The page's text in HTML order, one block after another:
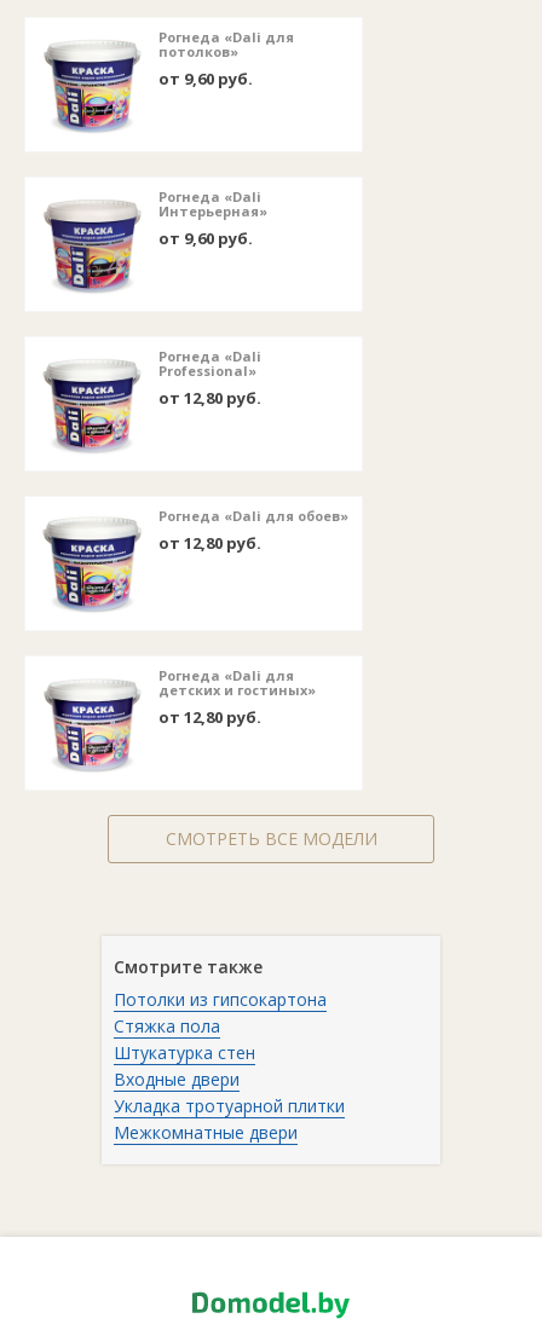
Рогнеда «Dali для
потолков»
от 9,60 руб.
Рогнеда «Dali
Интерьерная»
от 9,60 руб.
Рогнеда «Dali
Professional»
от 12,80 руб.
Рогнеда «Dali для обоев»
от 12,80 руб.
Рогнеда «Dali для
детских и гостиных»
от 12,80 руб.
СМОТРЕТЬ ВСЕ МОДЕЛИ
Смотрите также
Потолки из гипсокартона
Стяжка пола
Штукатурка стен
Входные двери
Укладка тротуарной плитки
Межкомнатные двери